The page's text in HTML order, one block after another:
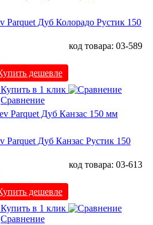
Parquet Дуб Колорадо Рустик 150
код товара: 03-589
дешевле
Купить в 1 клик
Сравнение
Parquet Дуб Канзас Рустик 150
код товара: 03-613
дешевле
Купить в 1 клик
Сравнение